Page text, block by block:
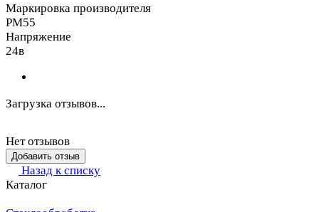
Маркировка производителя
PM55
Напряжение
24в
Загрузка отзывов...
Нет отзывов
Добавить отзыв
Назад к списку
Каталог